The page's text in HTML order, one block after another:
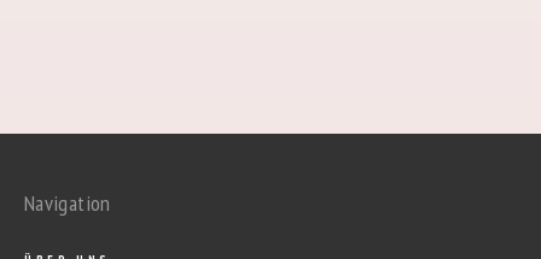
Navigation